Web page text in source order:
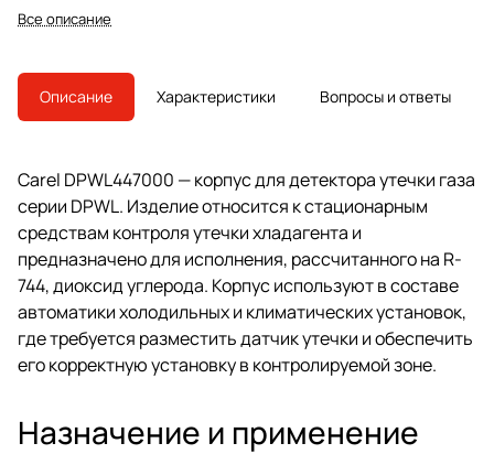
диоксида углерода.
Используется в системах
оборудования.
Все описание
Описание Характеристики Вопросы и ответы
Carel DPWL447000 — корпус для детектора утечки газа
серии DPWL. Изделие относится к стационарным
средствам контроля утечки хладагента и
предназначено для исполнения, рассчитанного на R-
744, диоксид углерода. Корпус используют в составе
автоматики холодильных и климатических установок,
где требуется разместить датчик утечки и обеспечить
его корректную установку в контролируемой зоне.
Назначение и применение